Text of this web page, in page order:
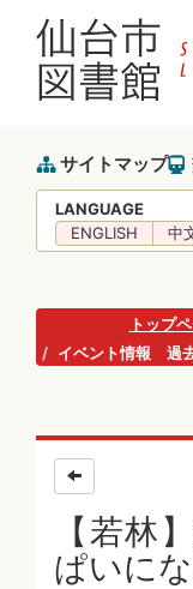
サイトマップ
LANGUAGE
ENGLISH
中
トップ
イベント情報 過
【若林
ぱいに